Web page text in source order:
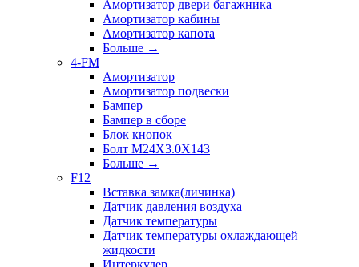
Амортизатор двери багажника
Амортизатор кабины
Амортизатор капота
Больше →
4-FM
Амортизатор
Амортизатор подвески
Бампер
Бампер в сборе
Блок кнопок
Болт M24X3.0X143
Больше →
F12
Вставка замка(личинка)
Датчик давления воздуха
Датчик температуры
Датчик температуры охлаждающей
жидкости
Интеркулер